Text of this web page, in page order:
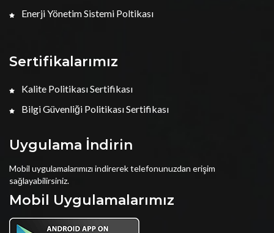
Enerji Yönetim Sistemi Poltikası
Sertifikalarımız
Kalite Politikası Sertifikası
Bilgi Güvenliği Politikası Sertifikası
Uygulama İndirin
Mobil uygulamalarımızı indirerek telefonunuzdan erişim
sağlayabilirsiniz.
Mobil Uygulamalarımız